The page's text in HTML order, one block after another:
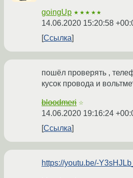
goingUp ★★★★★
14.06.2020 15:20:58
Ссылка
пошёл проверять ,
кусок провода и
bloodmeri ☆
14.06.2020 19:16:24
Ссылка
https://youtu.be/-